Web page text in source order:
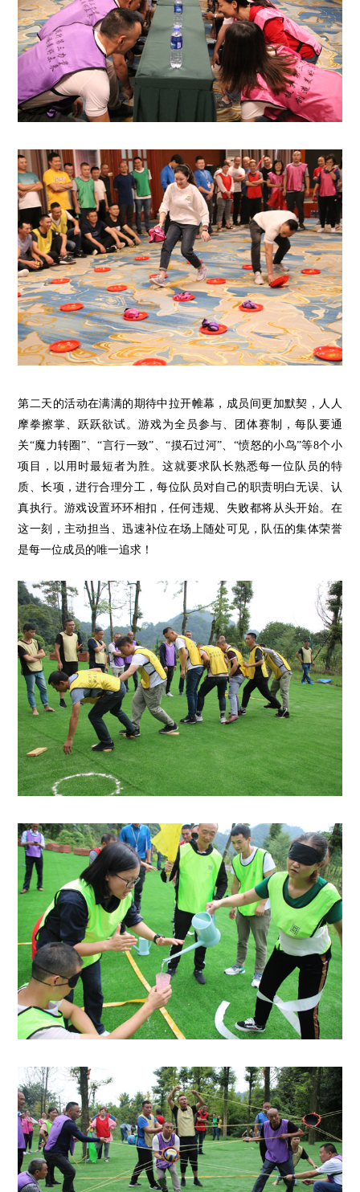
第二 天的活动在满满的期待中拉开帷幕， 成员间更加默契，人人
摩拳擦掌、跃跃欲试。游戏为全员参与、团体赛制，每队要通
关“魔力转圈”、“言行一致”、“摸石过河”、“愤怒的小鸟”等8个小
项目，以用时最短者为胜。这就要求队长熟悉每一位队员的特
质、长项，进行合理分工，每位队员对自己的职责明白无误、认
真执行。游戏设置环环相扣，任何违规、失败都将从头开始。在
这一刻，主动担当、迅速补位在场上随处可见，队伍的集体荣誉
是每一位成员的唯一追求！